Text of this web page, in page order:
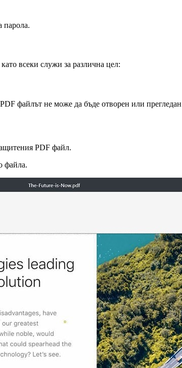
парола.
всеки служи за различна цел:
файлът не може да бъде отворен или
PDF файл.
файла.